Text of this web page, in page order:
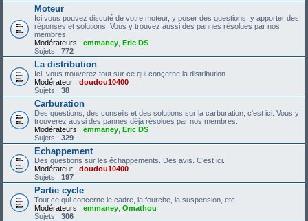
Moteur
Ici vous pouvez discuté de votre moteur, y poser des questions, y apporter des
réponses et solutions. Vous y trouvez aussi des pannes résolues par nos
membres.
Modérateurs : emmaney Eric DS
Sujets : 772
La distribution
Ici, vous trouverez tout sur ce qui conçerne la distribution
Modérateur : doudou10400
Sujets : 38
Carburation
Des questions, des conseils et des solutions sur la carburation, c'est ici. Vous y
trouverez aussi des pannes déja résolues par nos membres.
Modérateurs : emmaney Eric DS
Sujets : 329
Echappement
Des questions sur les échappements. Des avis. C’est ici.
Modérateur : doudou10400
Sujets : 197
Partie cycle
Tout ce qui concerne le cadre, la fourche, la suspension, etc.
Modérateurs : emmaney Omathou
Sujets : 306